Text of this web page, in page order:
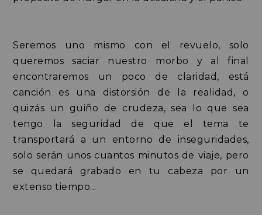
Seremos uno mismo con el revuelo, solo
queremos saciar nuestro morbo y al final
encontraremos un poco de claridad, está
canción es una distorsión de la realidad, o
quizás un guiño de crudeza, sea lo que sea
tengo la seguridad de que el tema te
transportará a un entorno de inseguridades,
solo serán unos cuantos minutos de viaje, pero
se quedará grabado en tu cabeza por un
extenso tiempo...